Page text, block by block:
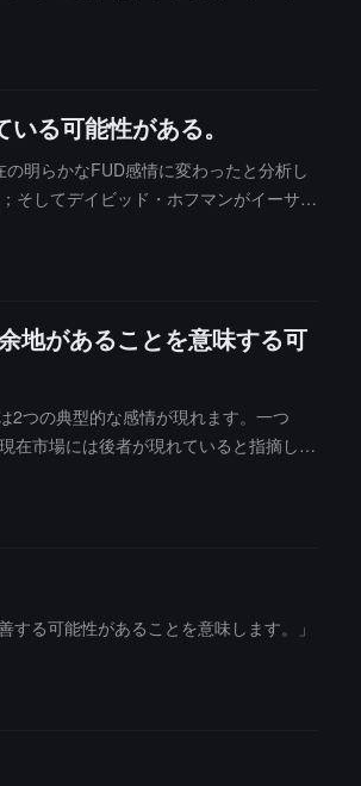
「市場は流動性を必要としており、エ
る可能性がある。
明らかなFUD感情に変わったと分析し
そしてデイビッド・ホフマンがイーサリ
ーキング取引の活発度が一時急上昇し
地があることを意味する可
2つの典型的な感情が現れます。一つ
在市場には後者が現れていると指摘して
により良い購入のタイミングは、通常
る可能性があることを意味します。」